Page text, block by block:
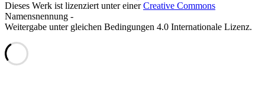
Dieses Werk ist lizenziert unter einerCreative Commons
Namensnennung -
Weitergabe unter gleichen Bedingungen 4.0 Internationale Lizenz.